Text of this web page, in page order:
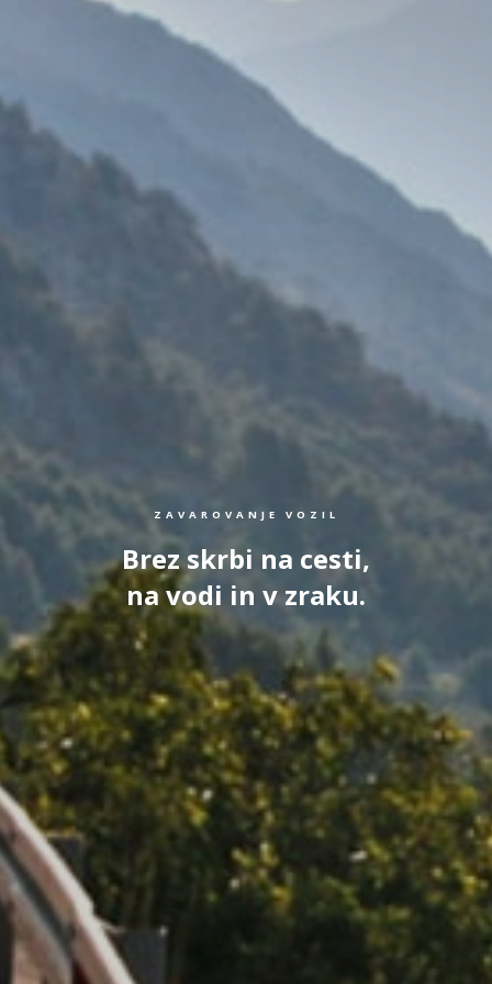
ZAVAROVANJE VOZIL
Brez skrbi na cesti,
na vodi in v zraku.